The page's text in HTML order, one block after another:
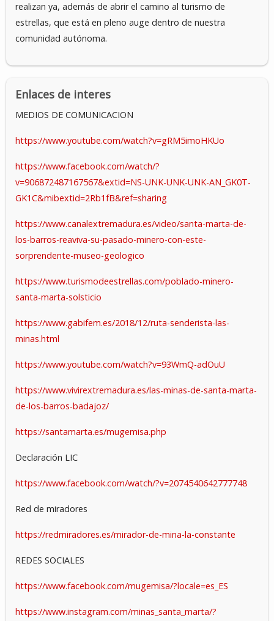
realizan ya, además de abrir el camino al turismo de
estrellas, que está en pleno auge dentro de nuestra
comunidad autónoma.
Enlaces de interes
MEDIOS DE COMUNICACION
https://www.youtube.com/watch?v=gRM5imoHKUo
https://www.facebook.com/watch/?
v=906872487167567&extid=NS-UNK-UNK-UNK-AN_GK0T-
GK1C&mibextid=2Rb1fB&ref=sharing
https://www.canalextremadura.es/video/santa-marta-de-
los-barros-reaviva-su-pasado-minero-con-este-
sorprendente-museo-geologico
https://www.turismodeestrellas.com/poblado-minero-
santa-marta-solsticio
https://www.gabifem.es/2018/12/ruta-senderista-las-
minas.html
https://www.youtube.com/watch?v=93WmQ-adOuU
https://www.vivirextremadura.es/las-minas-de-santa-marta-
de-los-barros-badajoz/
https://santamarta.es/mugemisa.php
Declaración LIC
https://www.facebook.com/watch/?v=2074540642777748
Red de miradores
https://redmiradores.es/mirador-de-mina-la-constante
REDES SOCIALES
https://www.facebook.com/mugemisa/?locale=es_ES
https://www.instagram.com/minas_santa_marta/?